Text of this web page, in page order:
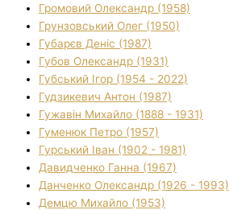
Громовий Олександр (1958)
Грунзовський Олег (1950)
Губарєв Деніс (1987)
Губов Олександр (1931)
Губський Ігор (1954 - 2022)
Гудзикевич Антон (1987)
Гужавін Михайло (1888 - 1931)
Гуменюк Петро (1957)
Гурський Іван (1902 - 1981)
Давидченко Ганна (1967)
Данченко Олександр (1926 - 1993)
Демцю Михайло (1953)